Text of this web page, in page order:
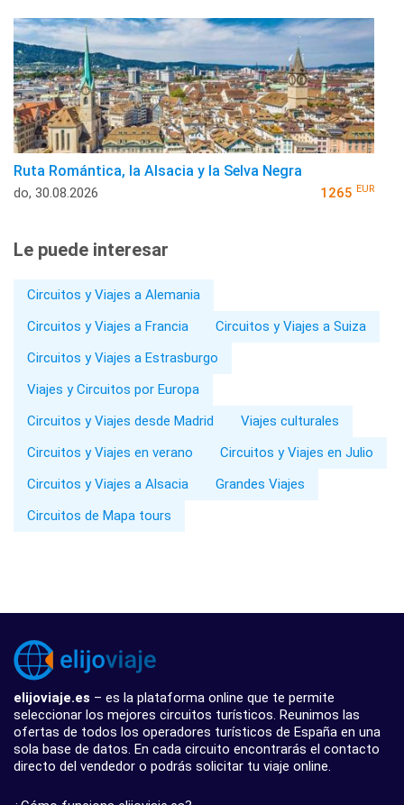
Ruta Romántica, la Alsacia y la Selva Negra
do, 30.08.2026 1265 EUR
Le puede interesar
Circuitos y Viajes a Alemania
Circuitos y Viajes a Francia
Circuitos y Viajes a Suiza
Circuitos y Viajes a Estrasburgo
Viajes y Circuitos por Europa
Circuitos y Viajes desde Madrid
Viajes culturales
Circuitos y Viajes en verano
Circuitos y Viajes en Julio
Circuitos y Viajes a Alsacia
Grandes Viajes
Circuitos de Mapa tours
elijoviaje.es – es la plataforma online que te permite
seleccionar los mejores circuitos turísticos. Reunimos las
ofertas de todos los operadores turísticos de España en una
sola base de datos. En cada circuito encontrarás el contacto
directo del vendedor o podrás solicitar tu viaje online.